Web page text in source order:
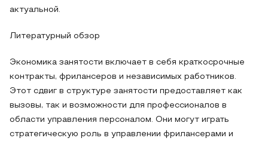
актуальной.
Литературный обзор
Экономика занятости включает в себя краткосрочные
контракты, фрилансеров и независимых работников.
Этот сдвиг в структуре занятости предоставляет как
вызовы, так и возможности для профессионалов в
области управления персоналом. Они могут играть
стратегическую роль в управлении фрилансерами и